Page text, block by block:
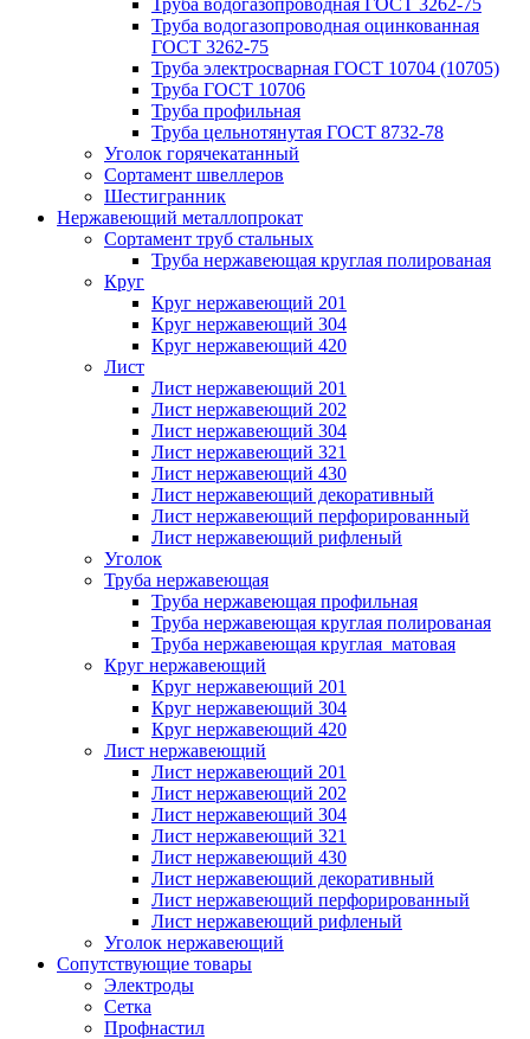
Труба водогазопроводная ГОСТ 3262-75
Труба водогазопроводная оцинкованная
ГОСТ 3262-75
Труба электросварная ГОСТ 10704 (10705)
Труба ГОСТ 10706
Труба профильная
Труба цельнотянутая ГОСТ 8732-78
Уголок горячекатанный
Сортамент швеллеров
Шестигранник
Нержавеющий металлопрокат
Сортамент труб стальных
Труба нержавеющая круглая полированая
Круг
Круг нержавеющий 201
Круг нержавеющий 304
Круг нержавеющий 420
Лист
Лист нержавеющий 201
Лист нержавеющий 202
Лист нержавеющий 304
Лист нержавеющий 321
Лист нержавеющий 430
Лист нержавеющий декоративный
Лист нержавеющий перфорированный
Лист нержавеющий рифленый
Уголок
Труба нержавеющая
Труба нержавеющая профильная
Труба нержавеющая круглая полированая
Труба нержавеющая круглая матовая
Круг нержавеющий
Круг нержавеющий 201
Круг нержавеющий 304
Круг нержавеющий 420
Лист нержавеющий
Лист нержавеющий 201
Лист нержавеющий 202
Лист нержавеющий 304
Лист нержавеющий 321
Лист нержавеющий 430
Лист нержавеющий декоративный
Лист нержавеющий перфорированный
Лист нержавеющий рифленый
Уголок нержавеющий
Cопутствующие товары
Электроды
Сетка
Профнастил